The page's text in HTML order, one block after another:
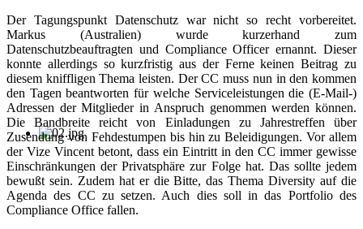
Der Tagungspunkt Datenschutz war nicht so recht vorbereitet.
Markus (Australien) wurde kurzerhand zum
Datenschutzbeauftragten und Compliance Officer ernannt. Dieser
konnte allerdings so kurzfristig aus der Ferne keinen Beitrag zu
diesem kniffligen Thema leisten. Der CC muss nun in den kommen
den Tagen beantworten für welche Serviceleistungen die (E-Mail-)
Adressen der Mitglieder in Anspruch genommen werden können.
Die Bandbreite reicht von Einladungen zu Jahrestreffen über
Zusendung von Fehdestumpen bis hin zu Beleidigungen. Vor allem
der Vize Vincent betont, dass ein Eintritt in den CC immer gewisse
Einschränkungen der Privatsphäre zur Folge hat. Das sollte jedem
bewußt sein. Zudem hat er die Bitte, das Thema Diversity auf die
Agenda des CC zu setzen. Auch dies soll in das Portfolio des
Compliance Office fallen.